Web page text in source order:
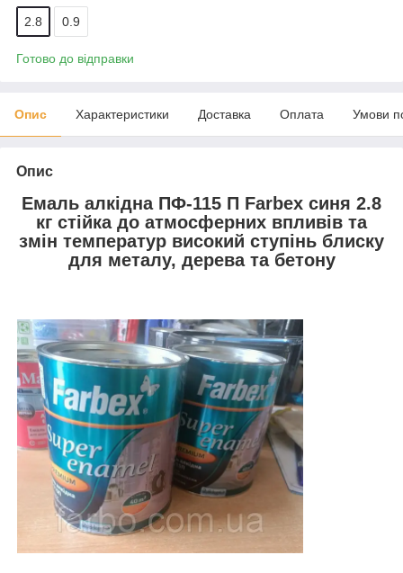
2.8 0.9
Готово до відправки
Опис Характеристики Доставка Оплата Умови
Опис
Емаль алкідна ПФ-115 П Farbex синя 2.8
кг стійка до атмосферних впливів та
змін температур високий ступінь блиску
для металу, дерева та бетону